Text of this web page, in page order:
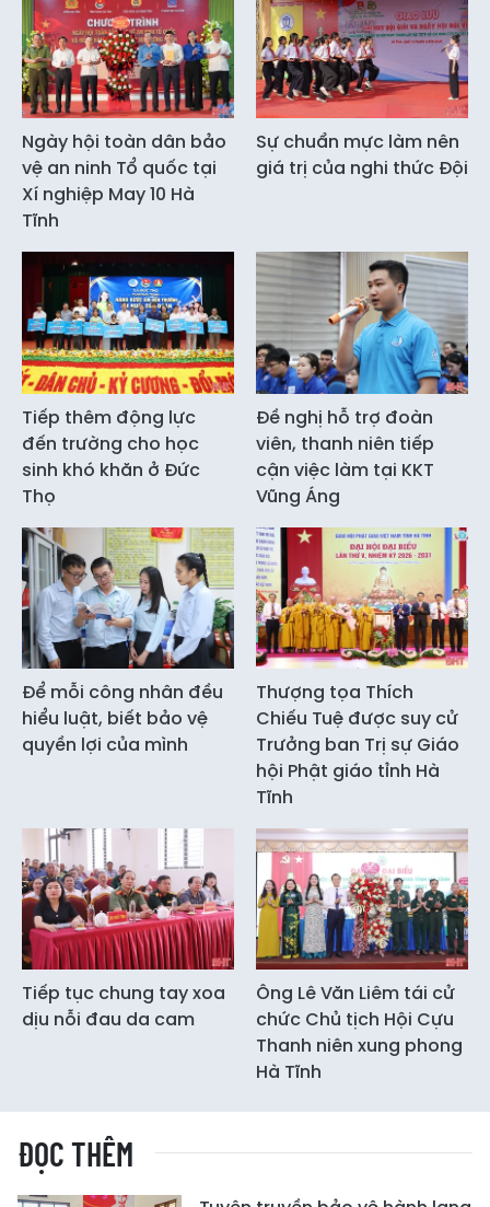
Ngày hội toàn dân bảo
vệ an ninh Tổ quốc tại
Xí nghiệp May 10 Hà
Tĩnh
Sự chuẩn mực làm nên
giá trị của nghi thức Đội
Tiếp thêm động lực
đến trường cho học
sinh khó khăn ở Đức
Thọ
Đề nghị hỗ trợ đoàn
viên, thanh niên tiếp
cận việc làm tại KKT
Vũng Áng
Để mỗi công nhân đều
hiểu luật, biết bảo vệ
quyền lợi của mình
Thượng tọa Thích
Chiếu Tuệ được suy cử
Trưởng ban Trị sự Giáo
hội Phật giáo tỉnh Hà
Tĩnh
Tiếp tục chung tay xoa
dịu nỗi đau da cam
Ông Lê Văn Liêm tái cử
chức Chủ tịch Hội Cựu
Thanh niên xung phong
Hà Tĩnh
ĐỌC THÊM